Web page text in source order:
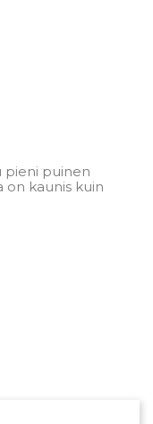
pieni puinen
on kaunis kuin